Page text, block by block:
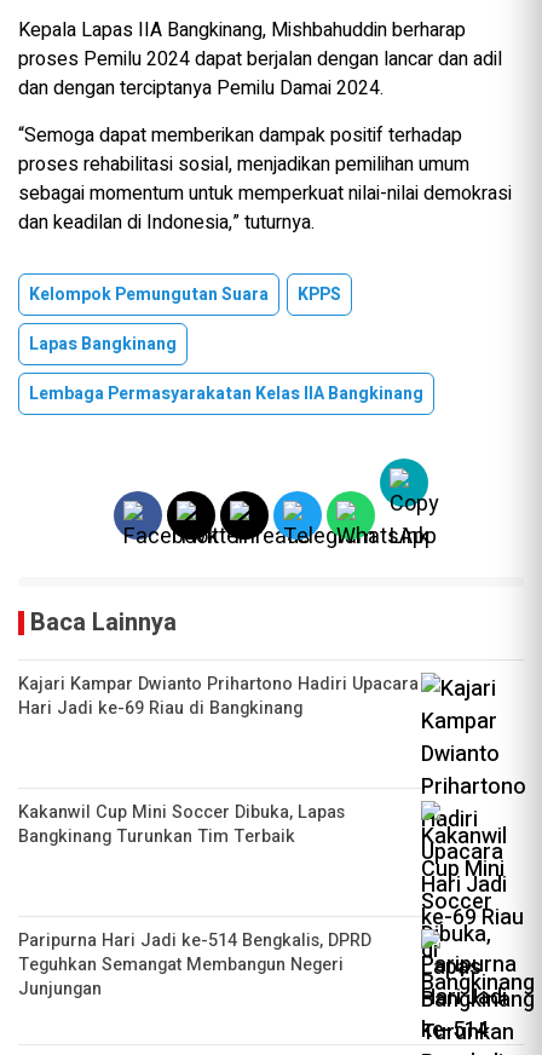
Kepala Lapas IIA Bangkinang, Mishbahuddin berharap
proses Pemilu 2024 dapat berjalan dengan lancar dan adil
dan dengan terciptanya Pemilu Damai 2024.
“Semoga dapat memberikan dampak positif terhadap
proses rehabilitasi sosial, menjadikan pemilihan umum
sebagai momentum untuk memperkuat nilai-nilai demokrasi
dan keadilan di Indonesia,” tuturnya.
Kelompok Pemungutan Suara
KPPS
Lapas Bangkinang
Lembaga Permasyarakatan Kelas IIA Bangkinang
Baca Lainnya
Kajari Kampar Dwianto Prihartono Hadiri Upacara
Hari Jadi ke-69 Riau di Bangkinang
Kakanwil Cup Mini Soccer Dibuka, Lapas
Bangkinang Turunkan Tim Terbaik
Paripurna Hari Jadi ke-514 Bengkalis, DPRD
Teguhkan Semangat Membangun Negeri
Junjungan